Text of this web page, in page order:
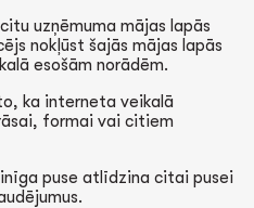
uzņēmuma mājas lapās
nokļūst šajās mājas lapās
esošām norādēm.
ka interneta veikalā
formai vai citiem
puse atlīdzina citai pusei